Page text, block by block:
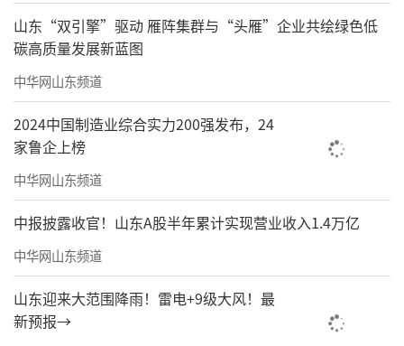
山东“双引擎”驱动 雁阵集群与“头雁”企业共绘绿色低
碳高质量发展新蓝图
中华网山东频道
2024中国制造业综合实力200强发布，24
家鲁企上榜
中华网山东频道
中报披露收官！山东A股半年累计实现营业收入1.4万亿
中华网山东频道
山东迎来大范围降雨！雷电+9级大风！最
新预报→